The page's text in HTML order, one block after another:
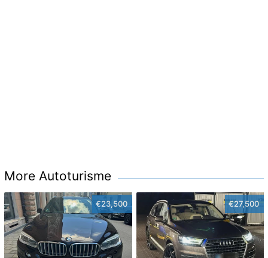
More Autoturisme
€23,500 €27,500